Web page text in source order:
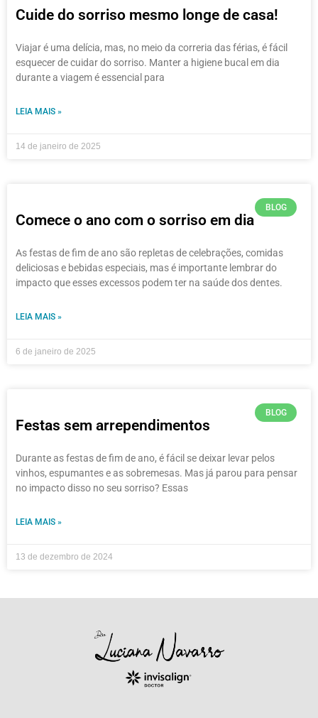
Cuide do sorriso mesmo longe de casa!
Viajar é uma delícia, mas, no meio da correria das férias, é fácil
esquecer de cuidar do sorriso. Manter a higiene bucal em dia
durante a viagem é essencial para
LEIA MAIS »
14 de janeiro de 2025
BLOG
Comece o ano com o sorriso em dia
As festas de fim de ano são repletas de celebrações, comidas
deliciosas e bebidas especiais, mas é importante lembrar do
impacto que esses excessos podem ter na saúde dos dentes.
LEIA MAIS »
6 de janeiro de 2025
BLOG
Festas sem arrependimentos
Durante as festas de fim de ano, é fácil se deixar levar pelos
vinhos, espumantes e as sobremesas. Mas já parou para pensar
no impacto disso no seu sorriso? Essas
LEIA MAIS »
13 de dezembro de 2024